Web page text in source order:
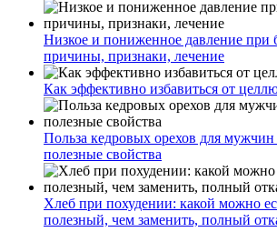
Низкое и пониженное давление при
причины, признаки, лечение
Как эффективно избавиться от
Польза кедровых орехов для
полезные свойства
Хлеб при похудении: какой можно
полезный, чем заменить, полный